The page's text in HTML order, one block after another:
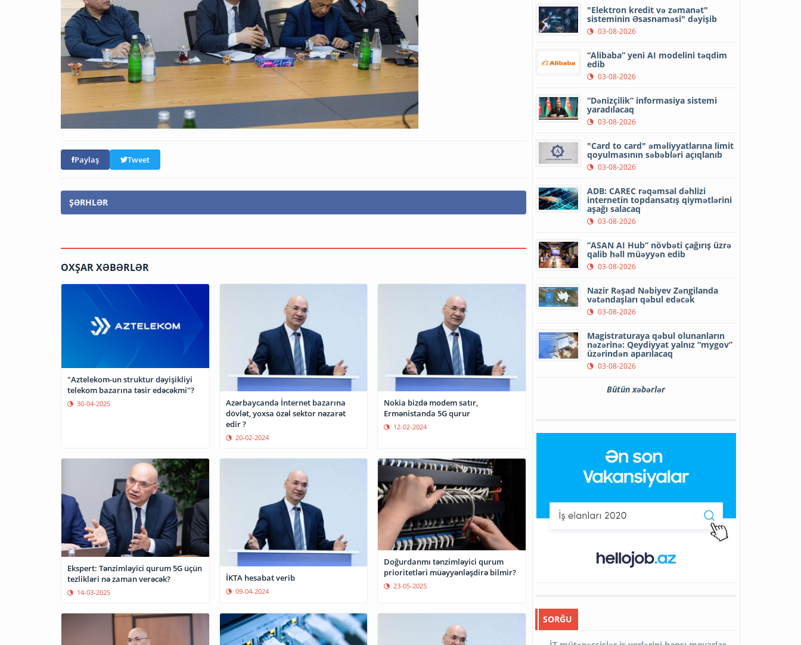
Paylaş Tweet
ŞƏRHLƏR
OXŞAR XƏBƏRLƏR
"Aztelekom-un struktur dəyişikliyi
telekom bazarına təsir edəcəkmi"?
30-04-2025
Azərbaycanda İnternet bazarına
dövlət, yoxsa özəl sektor nəzarət
edir ?
20-02-2024
Nokia bizdə modem satır,
Ermənistanda 5G qurur
12-02-2024
Ekspert: Tənzimləyici qurum 5G üçün
tezlikləri nə zaman verəcək?
14-03-2025
İKTA hesabat verib
09-04-2024
Doğurdanmı tənzimləyici qurum
prioritetləri müəyyənləşdirə bilmir?
23-05-2025
"Elektron kredit və zəmanət"
sisteminin Əsasnaməsi" dəyişib
03-08-2026
“Alibaba” yeni AI modelini təqdim
edib
03-08-2026
“Dənizçilik” informasiya sistemi
yaradılacaq
03-08-2026
"Card to card" əməliyyatlarına limit
qoyulmasının səbəbləri açıqlanıb
03-08-2026
ADB: CAREC rəqəmsal dəhlizi
internetin topdansatış qiymətlərini
aşağı salacaq
03-08-2026
“ASAN AI Hub” növbəti çağırış üzrə
qalib həll müəyyən edib
03-08-2026
Nazir Rəşad Nəbiyev Zəngilanda
vətəndaşları qəbul edəcək
03-08-2026
Magistraturaya qəbul olunanların
nəzərinə: Qeydiyyat yalnız “mygov”
üzərindən aparılacaq
03-08-2026
Bütün xəbərlər
SORĞU